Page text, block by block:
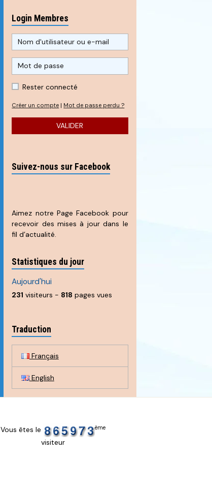
Login Membres
Rester connecté
Créer un compte | Mot de passe perdu ?
VALIDER
Suivez-nous sur Facebook
Aimez notre Page Facebook pour
recevoir des mises à jour dans le
fil d’actualité.
Statistiques du jour
Aujourd'hui
231 visiteurs - 818 pages vues
Traduction
Français
English
Vous êtes le ème
visiteur